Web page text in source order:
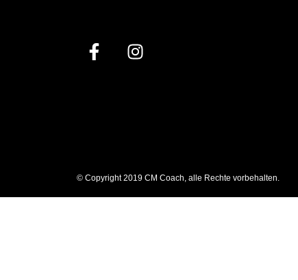
© Copyright 2019 CM Coach, alle Rechte vorbehalten.